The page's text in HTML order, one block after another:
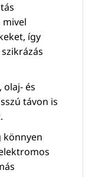
így
olaj- és
távon is
könnyen